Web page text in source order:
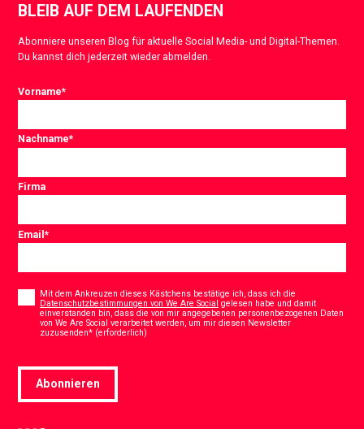
BLEIB AUF DEM LAUFENDEN
Abonniere unseren Blog für aktuelle Social Media- und Digital-Themen.
Du kannst dich jederzeit wieder abmelden.
Vorname*
Nachname*
Firma
Email*
Mit dem Ankreuzen dieses Kästchens bestätige ich, dass ich die
Datenschutzbestimmungen von We Are Social gelesen habe und damit
einverstanden bin, dass die von mir angegebenen personenbezogenen Daten
von We Are Social verarbeitet werden, um mir diesen Newsletter
zuzusenden* (erforderlich)
Abonnieren